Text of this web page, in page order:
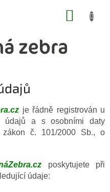
je řádně registrován u
údajů a s osobními daty
č. 101/2000 Sb., o
poskytujete při
údaje: